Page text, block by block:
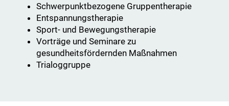
Schwerpunktbezogene Gruppentherapie
Entspannungstherapie
Sport- und Bewegungstherapie
Vorträge und Seminare zu
gesundheitsfördernden Maßnahmen
Trialoggruppe